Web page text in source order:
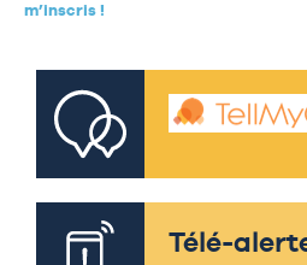
m’inscris !
Télé-